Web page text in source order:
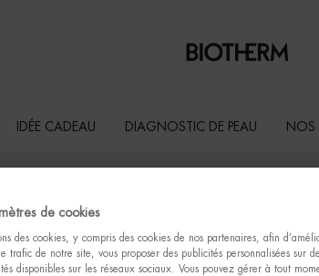
IDÉE CADEAU DIAGNOSTIC DE PEAU NOS
de cookies
des cookies, y compris des cookies de nos partenaires, afin
trafic de notre site, vous proposer des publicités personnalisées sur
disponibles sur les réseaux sociaux. Vous pouvez gérer à tout